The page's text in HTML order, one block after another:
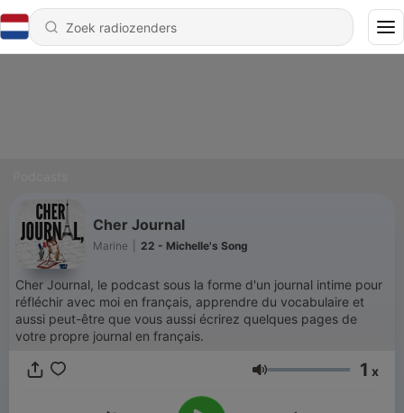
Cher Journal
Marine 22 - Michelle's Song
Cher Journal, le podcast sous la forme d'un journal intime pour
réfléchir avec moi en français, apprendre du vocabulaire et
aussi peut-être que vous aussi écrirez quelques pages de
votre propre journal en français.
Volume 1 x